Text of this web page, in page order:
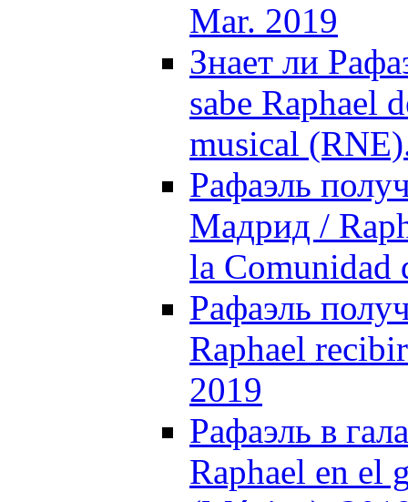
Mar. 2019
Знает ли
sabe Raphael
musical
Рафаэль
Мадрид /
la Comunidad
Рафаэль
Raphael
2019
Рафаэль в
Raphael en el